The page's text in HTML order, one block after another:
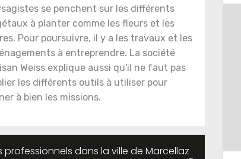
se penchent sur les différents
à planter comme les fleurs et les
Pour poursuivre, il y a les travaux et les
à entreprendre. La société
Weiss explique aussi qu'il ne faut pas
les différents outils à utiliser pour
à bien les missions.
dans la ville de Marcellaz